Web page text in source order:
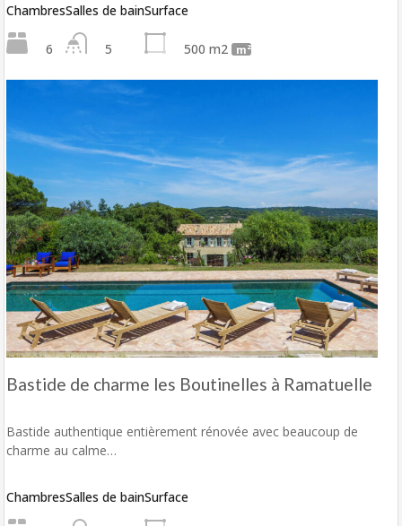
Chambres
6
Salles de bain
5
Surface
500 m2 m²
Bastide de charme les Boutinelles à Ramatuelle
Bastide authentique entièrement rénovée avec beaucoup de
charme au calme…
ChambresSalles de bainSurface